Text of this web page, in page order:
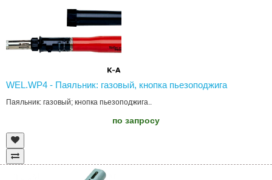
WEL.WP4 - Паяльник: газовый, кнопка пьезоподжига
Паяльник: газовый; кнопка пьезоподжига..
по запросу